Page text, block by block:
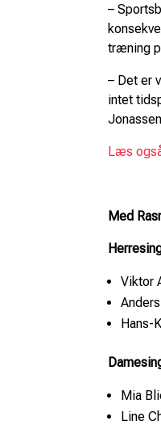
–
træning
– Det er
intet
Læs
Med
Viktor
Hans-
Mia
Line